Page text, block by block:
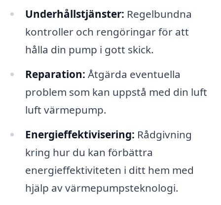
Underhållstjänster: Regelbundna
kontroller och rengöringar för att
hålla din pump i gott skick.
Reparation: Åtgärda eventuella
problem som kan uppstå med din luft
luft värmepump.
Energieffektivisering: Rådgivning
kring hur du kan förbättra
energieffektiviteten i ditt hem med
hjälp av värmepumpsteknologi.